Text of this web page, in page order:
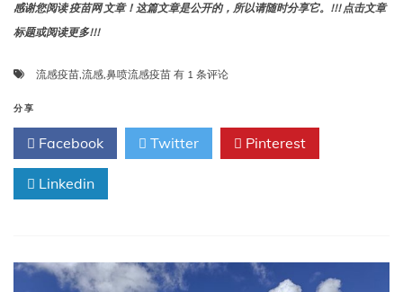
感谢您阅读 疫苗网 文章！这篇文章是公开的，所以请随时分享它。!!! 点击文章
标题或阅读更多!!!
流感疫苗,流感,鼻喷流感疫苗 鼻
感
疫
苗
有 1 条评论
分享
Facebook Twitter Pinterest
Linkedin